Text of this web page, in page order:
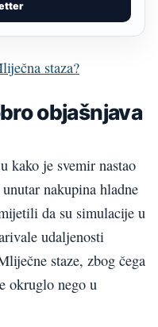
staza?
objašnjava
kako je svemir nastao
nakupina hladne
da su simulacije u
udaljenosti
staze, zbog čega
okruglo nego u